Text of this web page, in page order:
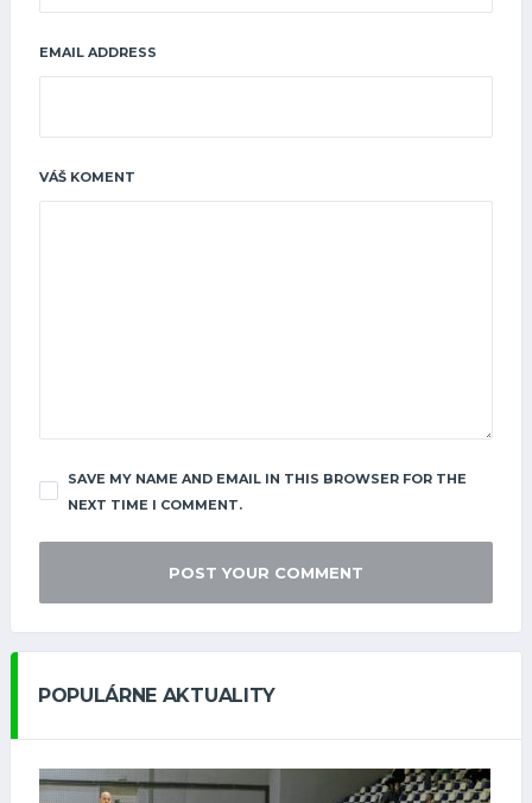
EMAIL ADDRESS
VÁŠ KOMENT
SAVE MY NAME AND EMAIL IN THIS BROWSER FOR THE
NEXT TIME I COMMENT.
POPULÁRNE AKTUALITY